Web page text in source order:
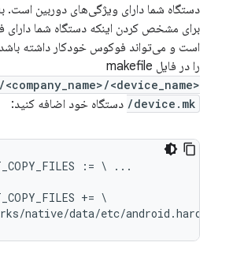
دستگاه شما دارای ویژگی‌های دوربین است.
برای مشخص کردن اینکه دستگاه شما دارای
است و می‌تواند فوکوس خودکار داشته
را در فایل makefile
<device_name>
/device.mk دستگاه خود اضافه کنید:
:= \ ...
+= \